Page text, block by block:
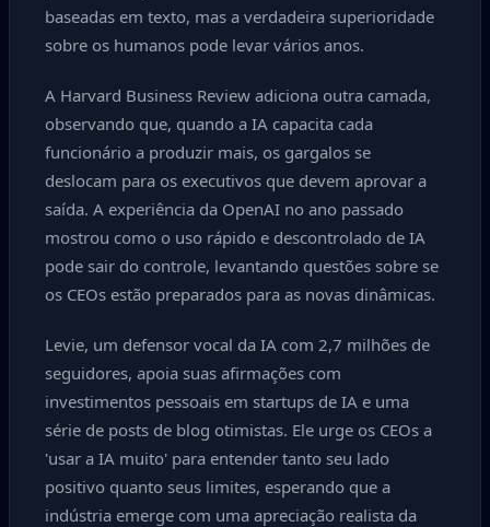
baseadas em texto, mas a verdadeira superioridade
sobre os humanos pode levar vários anos.
A Harvard Business Review adiciona outra camada,
observando que, quando a IA capacita cada
funcionário a produzir mais, os gargalos se
deslocam para os executivos que devem aprovar a
saída. A experiência da OpenAI no ano passado
mostrou como o uso rápido e descontrolado de IA
pode sair do controle, levantando questões sobre se
os CEOs estão preparados para as novas dinâmicas.
Levie, um defensor vocal da IA com 2,7 milhões de
seguidores, apoia suas afirmações com
investimentos pessoais em startups de IA e uma
série de posts de blog otimistas. Ele urge os CEOs a
'usar a IA muito' para entender tanto seu lado
positivo quanto seus limites, esperando que a
indústria emerge com uma apreciação realista da